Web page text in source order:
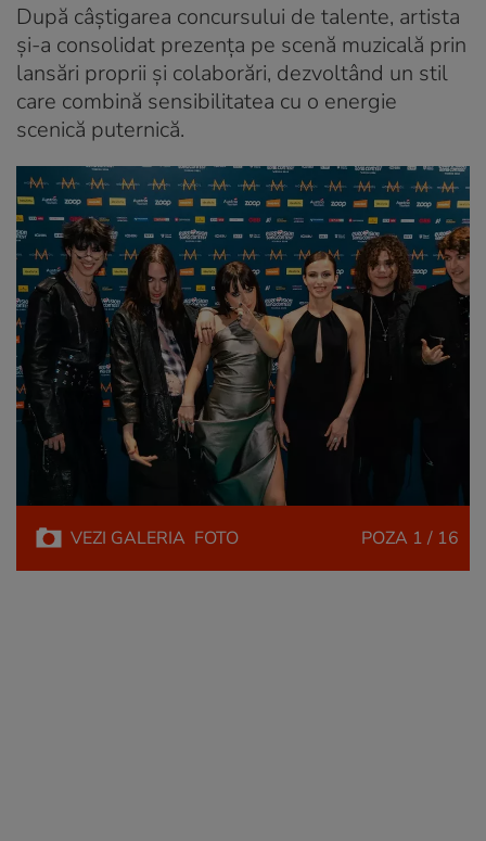
După câștigarea concursului de talente, artista
și-a consolidat prezența pe scenă muzicală prin
lansări proprii și colaborări, dezvoltând un stil
care combină sensibilitatea cu o energie
scenică puternică.
VEZI GALERIA FOTO POZA 1 / 16